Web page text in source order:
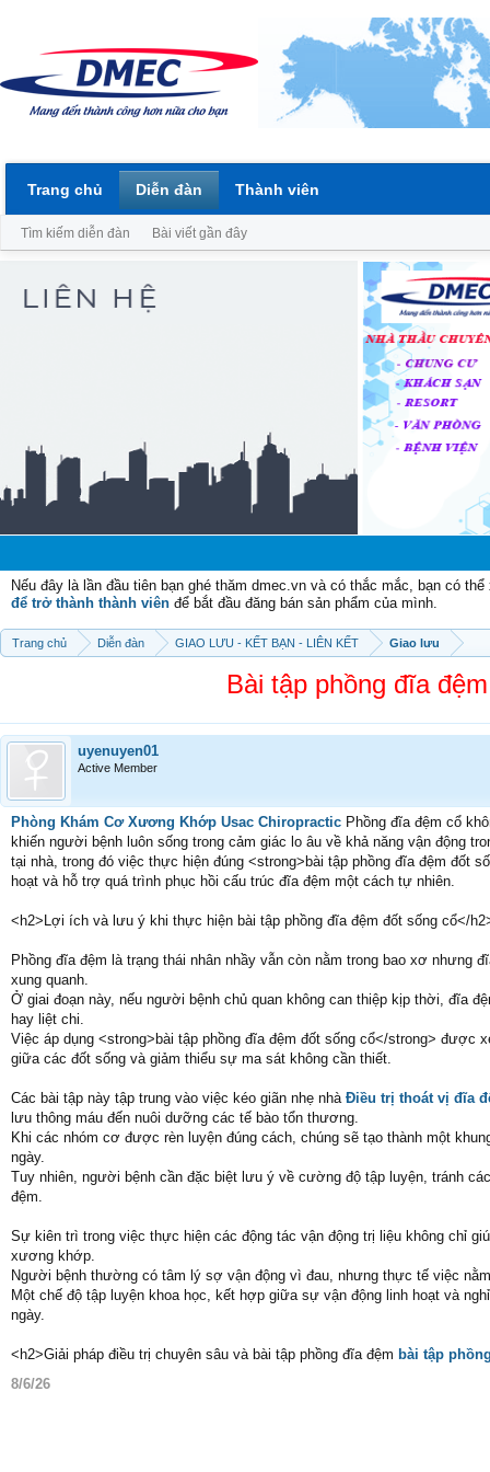
Nếu đây là lần đầu tiên bạn ghé thăm dmec.vn và có thắc mắc, bạn có
để trở thành thành viên để bắt đầu đăng bán sản phẩm của mình.
Trang chủ Diễn đàn GIAO LƯU - KẾT BẠN - LIÊN KẾT Giao lưu
Bài tập phồng đĩa
uyenuyen01
Active Member
Phòng Khám Cơ Xương Khớp Usac Chiropractic Phồng đĩa đệm cổ
khiến người bệnh luôn sống trong cảm giác lo âu về khả năng vận động
tại nhà, trong đó việc thực hiện đúng <strong>bài tập phồng đĩa đệm đốt
hoạt và hỗ trợ quá trình phục hồi cấu trúc đĩa đệm một cách tự nhiên.
<h2>Lợi ích và lưu ý khi thực hiện bài tập phồng đĩa đệm đốt sống cổ</
Phồng đĩa đệm là trạng thái nhân nhầy vẫn còn nằm trong bao xơ
xung quanh.
Ở giai đoạn này, nếu người bệnh chủ quan không can thiệp kịp thời, đĩa
hay liệt chi.
Việc áp dụng <strong>bài tập phồng đĩa đệm đốt sống cổ</strong> được
giữa các đốt sống và giảm thiểu sự ma sát không cần thiết.
Các bài tập này tập trung vào việc kéo giãn nhẹ nhà Điều trị thoát vị đĩa
lưu thông máu đến nuôi dưỡng các tế bào tổn thương.
Khi các nhóm cơ được rèn luyện đúng cách, chúng sẽ tạo thành một
ngày.
Tuy nhiên, người bệnh cần đặc biệt lưu ý về cường độ tập luyện, tránh
đệm.
Sự kiên trì trong việc thực hiện các động tác vận động trị liệu không chỉ
xương khớp.
Người bệnh thường có tâm lý sợ vận động vì đau, nhưng thực tế việc
Một chế độ tập luyện khoa học, kết hợp giữa sự vận động linh hoạt và
ngày.
<h2>Giải pháp điều trị chuyên sâu và bài tập phồng đĩa đệm bài tập
8/6/26
Trang chủ Diễn đàn
Tìm kiếm diễn đàn Bài viết gần đây
Thành viên